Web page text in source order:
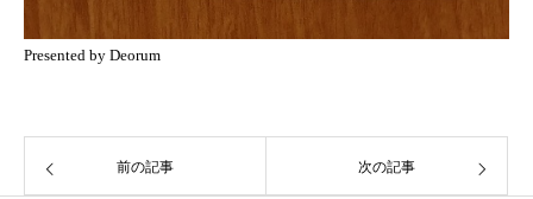
Presented by Deorum
前の記事 次の記事